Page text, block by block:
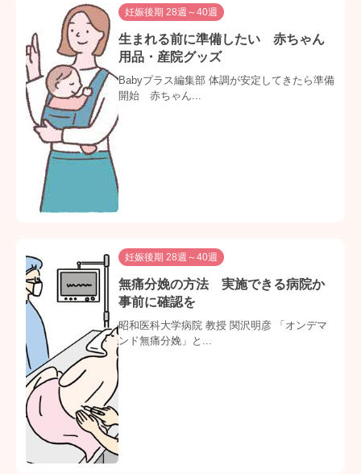
妊娠後期 28週～40週
生まれる前に準備したい 赤ちゃん
用品・産院グッズ
Babyプラス編集部 体調が安定してきたら準備
開始 赤ちゃん...
妊娠後期 28週～40週
無痛分娩の方法 実施できる病院か
事前に確認を
昭和医科大学病院 教授 関沢明彦 「オンデマ
ンド無痛分娩」と...